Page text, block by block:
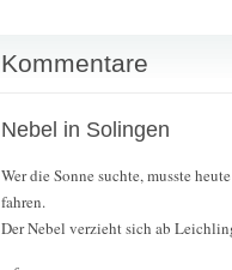
Kommentare
Nebel in Solingen
Wer die Sonne suchte, musste
fahren.
Der Nebel verzieht sich ab